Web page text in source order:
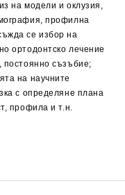
на модели и оклузия,
профилна
се избор на
ортодонтско лечение
съзъбие;
на научните
с определяне плана
профила и т.н.